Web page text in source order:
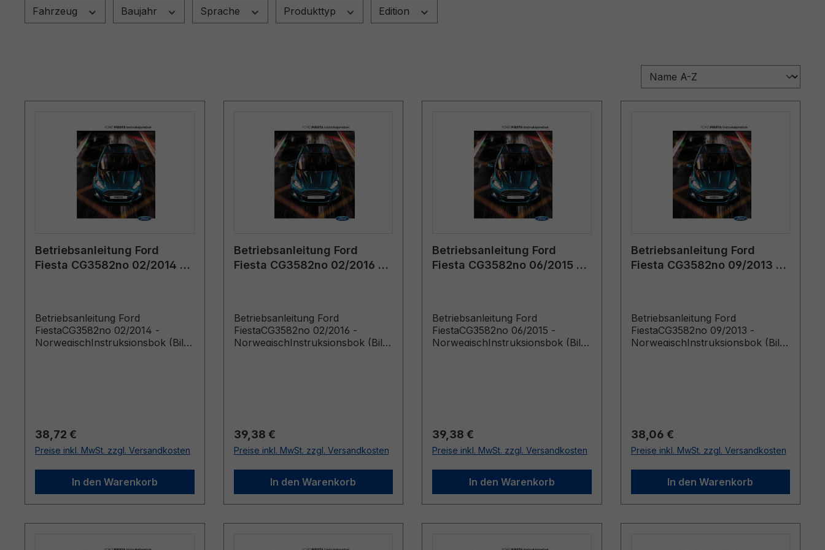
Fahrzeug Baujahr Sprache Produkttyp Edition
Betriebsanleitung Ford
Fiesta CG3582no 02/2014 -
Betriebsanleitung Ford
FiestaCG3582no 02/2014 -
NorwegischInstruksjonsbok (Biler
Regulärer Preis:
38,72 €
Preise inkl. MwSt. zzgl. Versandkosten
In den Warenkorb
Betriebsanleitung Ford
Fiesta CG3582no 02/2016 -
Betriebsanleitung Ford
FiestaCG3582no 02/2016 -
NorwegischInstruksjonsbok (Biler
Regulärer Preis:
39,38 €
Preise inkl. MwSt. zzgl. Versandkosten
In den Warenkorb
Betriebsanleitung Ford
Fiesta CG3582no 06/2015 -
Betriebsanleitung Ford
FiestaCG3582no 06/2015 -
NorwegischInstruksjonsbok (Biler
Regulärer Preis:
39,38 €
Preise inkl. MwSt. zzgl. Versandkosten
In den Warenkorb
Betriebsanleitung Ford
Fiesta CG3582no 09/2013 -
Betriebsanleitung Ford
FiestaCG3582no 09/2013 -
NorwegischInstruksjonsbok (Biler
Regulärer Preis:
38,06 €
Preise inkl. MwSt. zzgl. Versandkosten
In den Warenkorb